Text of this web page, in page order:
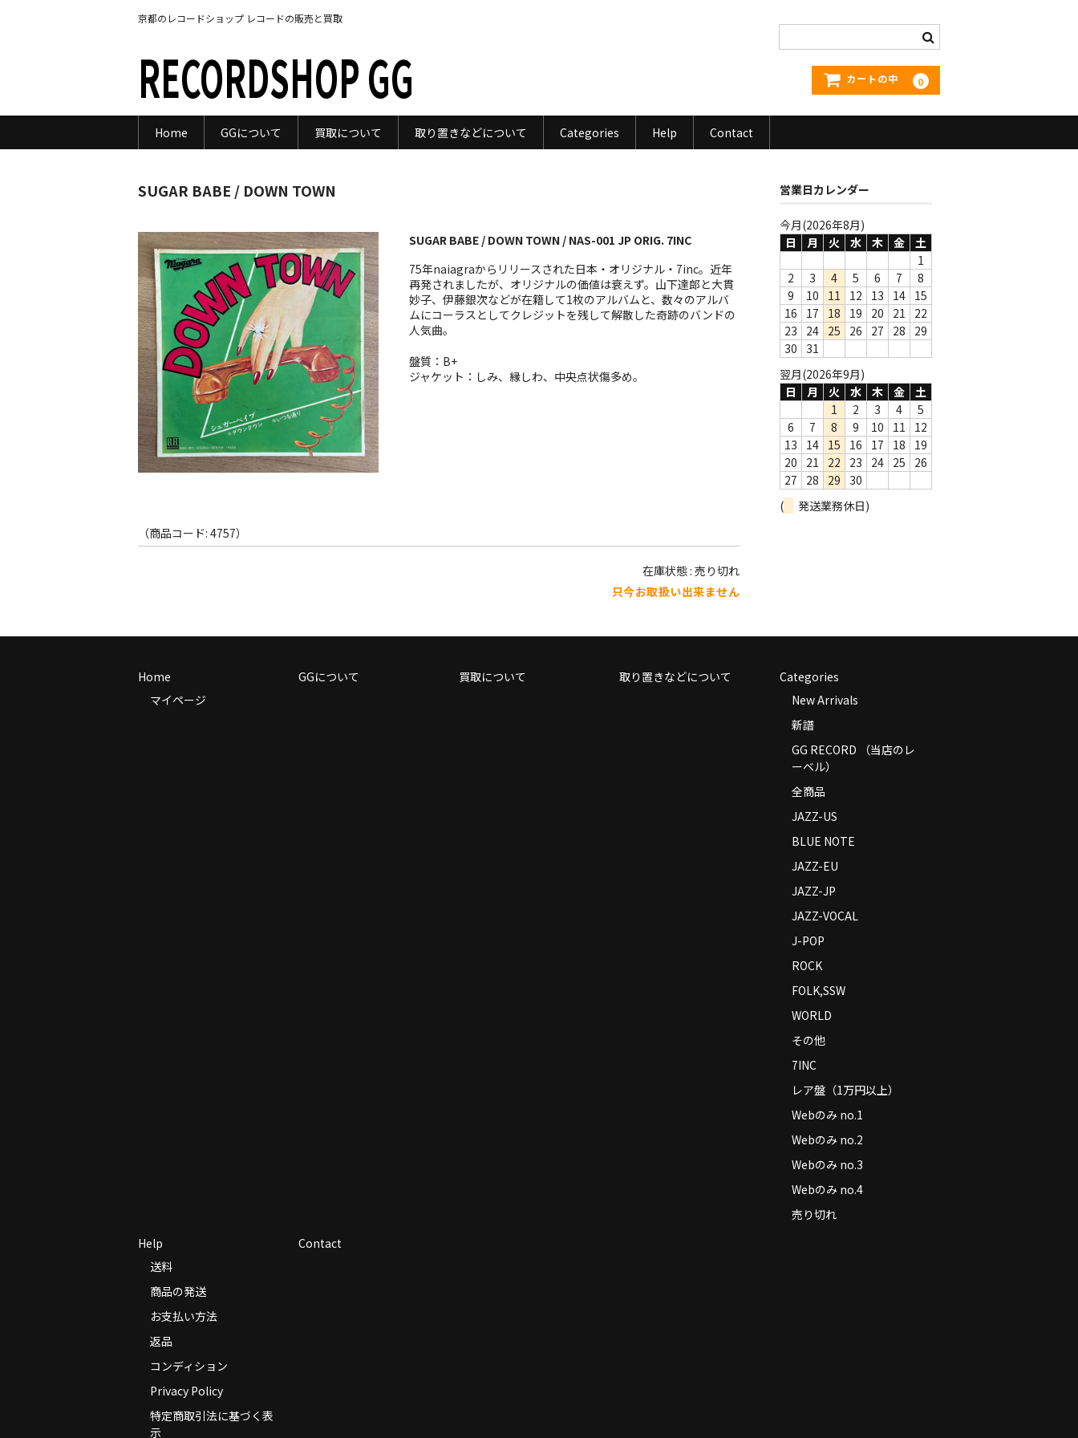
京都のレコードショップ レコードの販売と買取
RECORDSHOP GG カートの中 0
Home GGについて 買取について 取り置きなどについて Categories Help Contact
SUGAR BABE / DOWN TOWN
SUGAR BABE / DOWN TOWN / NAS-001 JP ORIG. 7INC
75年naiagraからリリースされた日本・オリジナル・7inc。近年
再発されましたが、オリジナルの価値は衰えず。山下達郎と大貫
妙子、伊藤銀次などが在籍して1枚のアルバムと、数々のアルバ
ムにコーラスとしてクレジットを残して解散した奇跡のバンドの
人気曲。
盤質：B+
ジャケット：しみ、縁しわ、中央点状傷多め。
（商品コード: 4757）
在庫状態 : 売り切れ
只今お取扱い出来ません
営業日カレンダー
今月(2026年8月)
日
月 火 水 木 金
土
1
2
3 4 5 6 7
8
9
10 11 12 13 14 15
16
17 18 19 20 21
22
23
24 25 26 27 28
29
30
31
翌月(2026年9月)
日
月 火 水 木 金
土
1
2 3 4
5
6
7 8 9 10 11
12
13
14 15 16 17 18
19
20
21 22 23 24 25
26
27
28 29
30
(
発送業務休日)
Home
マイページ
GGについて 買取について 取り置きなどについて
Categories
New Arrivals
新譜
GG RECORD （当店のレ
ーベル）
全商品
JAZZ-US
BLUE NOTE
JAZZ-EU
JAZZ-JP
JAZZ-VOCAL
J-POP
ROCK
FOLK,SSW
WORLD
その他
7INC
レア盤（1万円以上）
Webのみ no.1
Webのみ no.2
Webのみ no.3
Webのみ no.4
売り切れ
Help
送料
商品の発送
お支払い方法
返品
コンディション
Privacy Policy
特定商取引法に基づく表
示
Contact